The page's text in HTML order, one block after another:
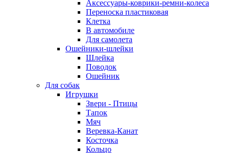
Аксессуары-коврики-ремни-колеса
Переноска пластиковая
Клетка
В автомобиле
Для самолета
Ошейники-шлейки
Шлейка
Поводок
Ошейник
Для собак
Игрушки
Звери - Птицы
Тапок
Мяч
Веревка-Канат
Косточка
Кольцо